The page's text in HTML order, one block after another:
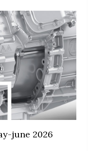
june 2026